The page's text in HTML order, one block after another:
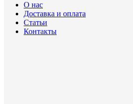
О нас
Доставка и оплата
Статьи
Контакты